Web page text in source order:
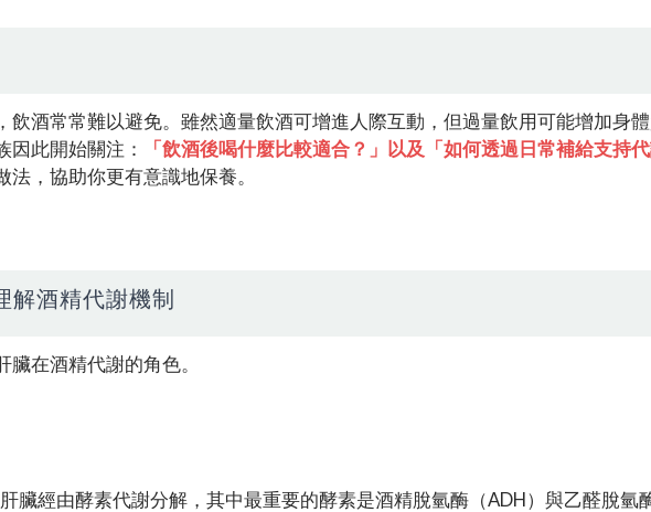
飲酒常常難以避免。雖然適量飲酒可增進人際互動，但過量飲用可能增加身
因此開始關注：
「飲酒後喝什麼比較適合？」以及「如何透過日常補給支持
，協助你更有意識地保養。
解酒精代謝機制
在酒精代謝的角色。
臟經由酵素代謝分解，其中最重要的酵素是酒精脫氫酶（ADH）與乙醛脫氫